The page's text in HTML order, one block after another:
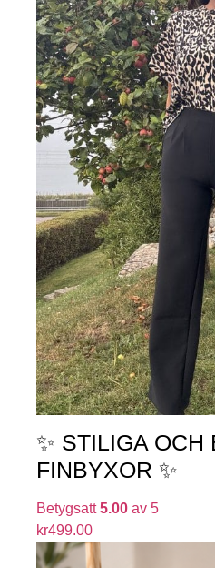
✨ STILIGA OCH
FINBYXOR ✨
Betygsatt5.00 av 5
kr499.00